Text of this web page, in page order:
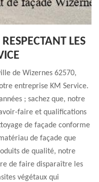
LES
de Wizernes 62570,
entreprise KM Service.
; sachez que, notre
faire et qualifications
de façade conforme
de façade que
de qualité, notre
de faire disparaître les
végétaux qui